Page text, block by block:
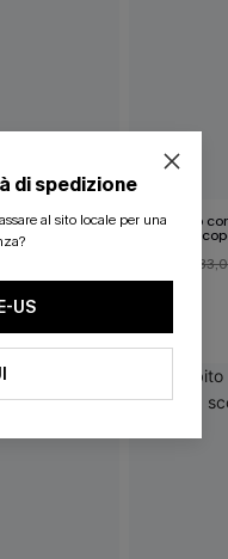
con
a foglie
Mini abito
schiena
di spedizione
al sito locale per una
US